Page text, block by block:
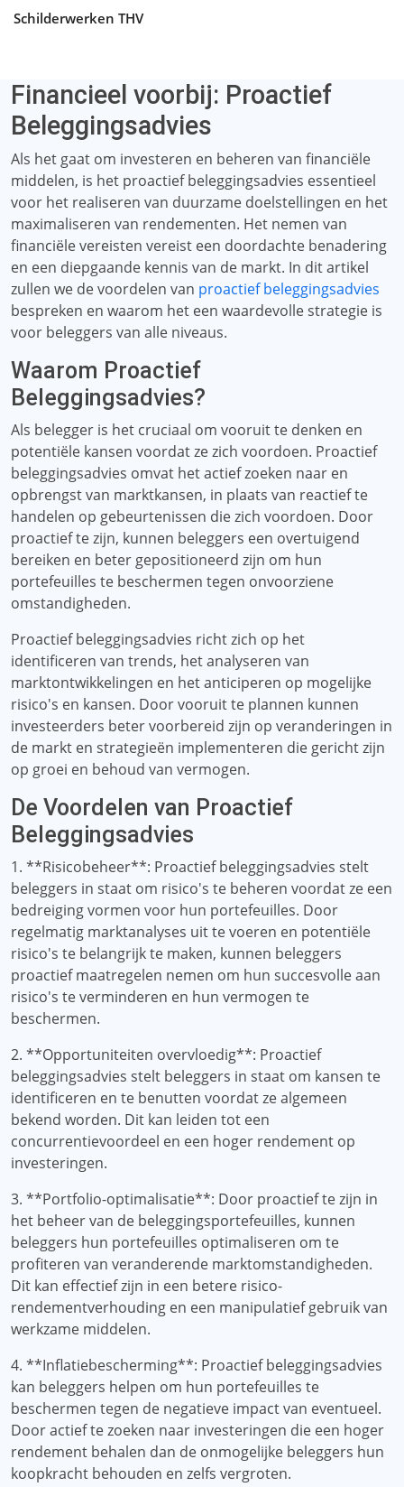
Schilderwerken THV
Financieel voorbij: Proactief
Beleggingsadvies
Als het gaat om investeren en beheren van financiële
middelen, is het proactief beleggingsadvies essentieel
voor het realiseren van duurzame doelstellingen en het
maximaliseren van rendementen. Het nemen van
financiële vereisten vereist een doordachte benadering
en een diepgaande kennis van de markt. In dit artikel
zullen we de voordelen van proactief beleggingsadvies
bespreken en waarom het een waardevolle strategie is
voor beleggers van alle niveaus.
Waarom Proactief
Beleggingsadvies?
Als belegger is het cruciaal om vooruit te denken en
potentiële kansen voordat ze zich voordoen. Proactief
beleggingsadvies omvat het actief zoeken naar en
opbrengst van marktkansen, in plaats van reactief te
handelen op gebeurtenissen die zich voordoen. Door
proactief te zijn, kunnen beleggers een overtuigend
bereiken en beter gepositioneerd zijn om hun
portefeuilles te beschermen tegen onvoorziene
omstandigheden.
Proactief beleggingsadvies richt zich op het
identificeren van trends, het analyseren van
marktontwikkelingen en het anticiperen op mogelijke
risico's en kansen. Door vooruit te plannen kunnen
investeerders beter voorbereid zijn op veranderingen in
de markt en strategieën implementeren die gericht zijn
op groei en behoud van vermogen.
De Voordelen van Proactief
Beleggingsadvies
1. **Risicobeheer**: Proactief beleggingsadvies stelt
beleggers in staat om risico's te beheren voordat ze een
bedreiging vormen voor hun portefeuilles. Door
regelmatig marktanalyses uit te voeren en potentiële
risico's te belangrijk te maken, kunnen beleggers
proactief maatregelen nemen om hun succesvolle aan
risico's te verminderen en hun vermogen te
beschermen.
2. **Opportuniteiten overvloedig**: Proactief
beleggingsadvies stelt beleggers in staat om kansen te
identificeren en te benutten voordat ze algemeen
bekend worden. Dit kan leiden tot een
concurrentievoordeel en een hoger rendement op
investeringen.
3. **Portfolio-optimalisatie**: Door proactief te zijn in
het beheer van de beleggingsportefeuilles, kunnen
beleggers hun portefeuilles optimaliseren om te
profiteren van veranderende marktomstandigheden.
Dit kan effectief zijn in een betere risico-
rendementverhouding en een manipulatief gebruik van
werkzame middelen.
4. **Inflatiebescherming**: Proactief beleggingsadvies
kan beleggers helpen om hun portefeuilles te
beschermen tegen de negatieve impact van eventueel.
Door actief te zoeken naar investeringen die een hoger
rendement behalen dan de onmogelijke beleggers hun
koopkracht behouden en zelfs vergroten.